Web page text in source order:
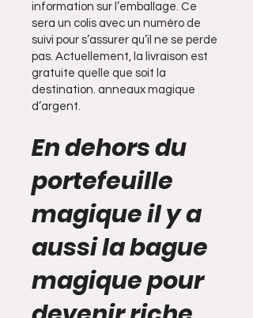
information sur l’emballage. Ce
sera un colis avec un numéro de
suivi pour s’assurer qu’il ne se perde
pas. Actuellement, la livraison est
gratuite quelle que soit la
destination. anneaux magique
d’argent.
En dehors du
portefeuille
magique il y a
aussi la bague
magique pour